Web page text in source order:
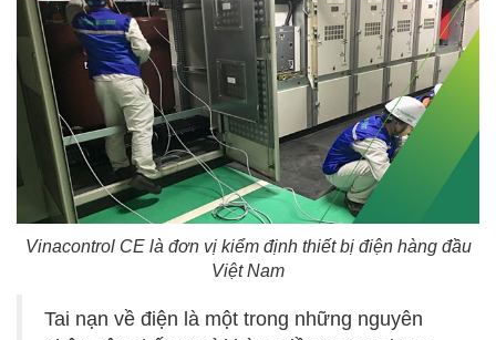
Vinacontrol CE là đơn vị kiểm định thiết bị điện hàng đầu
Việt Nam
Tai nạn về điện là một trong những nguyên